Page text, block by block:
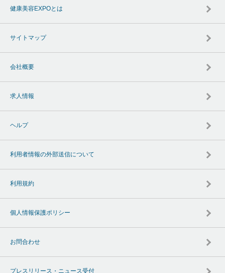
健康美容EXPOとは
サイトマップ
会社概要
求人情報
ヘルプ
利用者情報の外部送信について
利用規約
個人情報保護ポリシー
お問合わせ
プレスリリース・ニュース受付